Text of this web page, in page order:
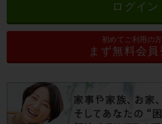
ログイン
初めてご利用の
まず無料会員